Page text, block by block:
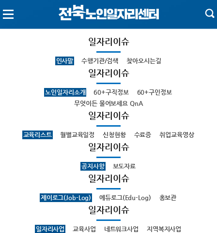
일자리이슈
인사말 수행기관/검색 찾아오시는길
일자리이슈
노인일자리소개 60+구직정보
60+구인정보
무엇이든 물어보세요 QnA
일자리이슈
교육리스트 월별교육일정 신청현황 수료증 취업교육영상
일자리이슈
공지사항 보도자료
일자리이슈
제이로그(Job-Log) 에듀로그(Edu-Log) 홍보관
일자리이슈
일자리사업 교육사업 네트워크사업 지역복지사업